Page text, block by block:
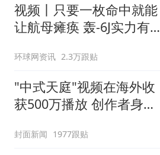
视频丨只要一枚命中就能
让航母瘫痪 轰-6J实力有多
环球网资讯 2.3万跟贴
"中式天庭"视频在海外收
获500万播放 创作者身份
封面新闻 1977跟贴